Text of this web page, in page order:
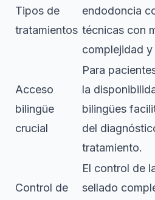
Tipos de
tratamientos
endodoncia
técnicas con
complejidad
Acceso
bilingüe
crucial
Para
la
bilingües
del
tratamiento.
Control de
El control de
sellado